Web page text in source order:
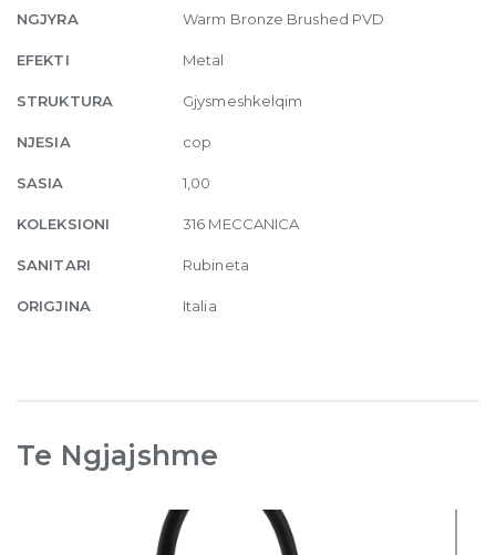
Meccanica,
waste
726
Bronze
Bru
NGJYRA Warm Bronze Brushed PVD
EFEKTI Metal
STRUKTURA Gjysmeshkelqim
NJESIA cop
SASIA 1,00
KOLEKSIONI 316 MECCANICA
SANITARI Rubineta
ORIGJINA Italia
Te Ngjajshme